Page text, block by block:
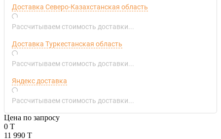
Доставка Северо-Казахстанская область
Рассчитываем стоимость доставки...
Доставка Туркестанская область
Рассчитываем стоимость доставки...
Яндекс доставка
Рассчитываем стоимость доставки...
Цена по запросу
0 T
11 990 T